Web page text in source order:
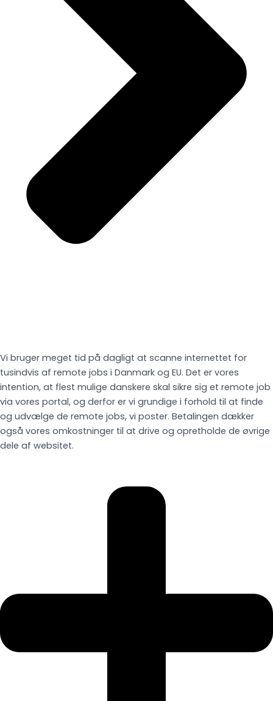
Vi bruger meget tid på dagligt at scanne internettet for
tusindvis af remote jobs i Danmark og EU. Det er vores
intention, at flest mulige danskere skal sikre sig et remote job
via vores portal, og derfor er vi grundige i forhold til at finde
og udvælge de remote jobs, vi poster. Betalingen dækker
også vores omkostninger til at drive og opretholde de øvrige
dele af websitet.